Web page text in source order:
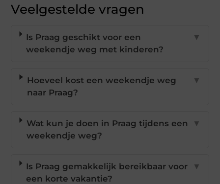
Veelgestelde vragen
Is Praag geschikt voor een
weekendje weg met kinderen?
▼
Hoeveel kost een weekendje weg
naar Praag?
▼
Wat kun je doen in Praag tijdens een
weekendje weg?
▼
Is Praag gemakkelijk bereikbaar voor
een korte vakantie?
▼